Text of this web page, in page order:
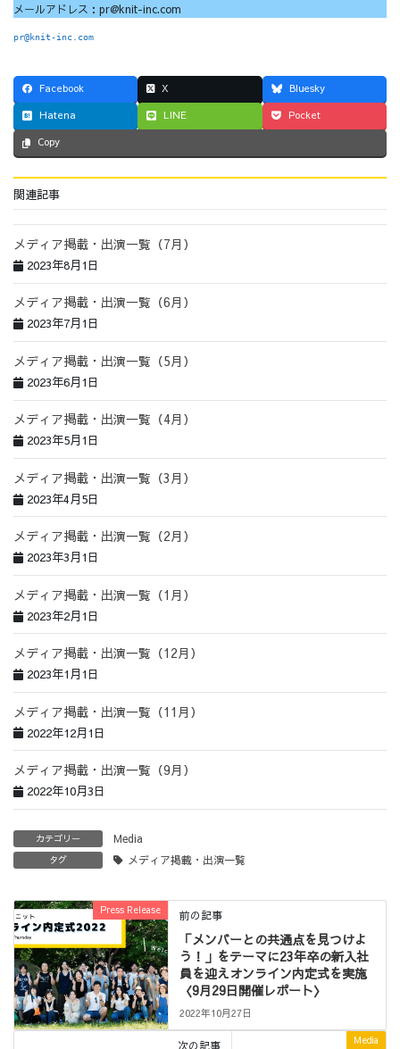
メールアドレス：pr@knit-inc.com
pr@knit-inc.com
Facebook X
Bluesky
Hatena
LINE Pocket
Copy
関連記事
メディア掲載・出演一覧（7月）
2023年8月1日
メディア掲載・出演一覧（6月）
2023年7月1日
メディア掲載・出演一覧（5月）
2023年6月1日
メディア掲載・出演一覧（4月）
2023年5月1日
メディア掲載・出演一覧（3月）
2023年4月5日
メディア掲載・出演一覧（2月）
2023年3月1日
メディア掲載・出演一覧（1月）
2023年2月1日
メディア掲載・出演一覧（12月）
2023年1月1日
メディア掲載・出演一覧（11月）
2022年12月1日
メディア掲載・出演一覧（9月）
2022年10月3日
カテゴリー Media
タグ メディア掲載・出演一覧
Press Release 前の記事
「メンバーとの共通点を見つけよ
う！」をテーマに23年卒の新入社
員を迎えオンライン内定式を実施
〈9月29日開催レポート〉
2022年10月27日
Media
次の記事